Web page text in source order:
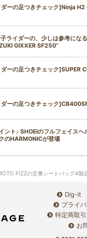
ーの足つきチェック]Ninja
ライダーの、少しは参考にな
GIXXER SF250”
ーの足つきチェック]SUPER
ーの足つきチェック
ント♪ SHOEIのフルフェイス
のHARMONICが登場
FIZZの定番シートバッグ4製品に
Dig-it
プライ
特定商取
お